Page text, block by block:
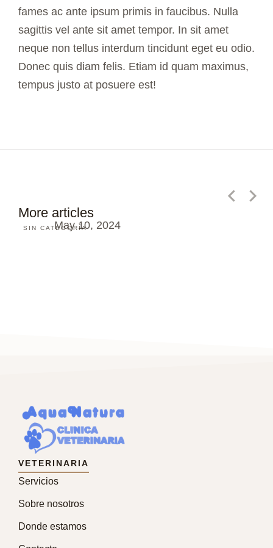
fames ac ante ipsum primis in faucibus. Nulla
sagittis vel ante sit amet tempor. In sit amet
neque non tellus interdum tincidunt eget eu odio.
Donec quis diam felis. Etiam id quam maximus,
tempus justo at posuere est!
More articles
SIN CATEGORÍA
¡Hola, mundo!
May 10, 2024
VETERINARIA
Servicios
Sobre nosotros
Donde estamos